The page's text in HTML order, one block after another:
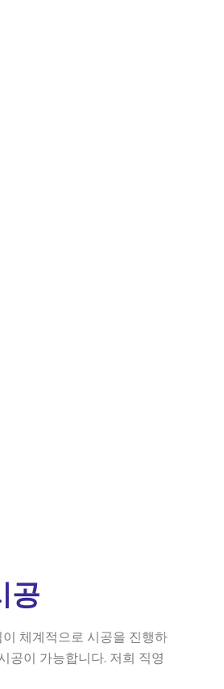
공
체계적으로 시공을 진행하
공이 가능합니다. 저희 직영